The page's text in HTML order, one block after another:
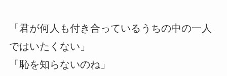
「君が何人も付き合っているうちの中の一人
ではいたくない」
「恥を知らないのね」